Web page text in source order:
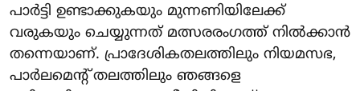
പാർട്ടി ഉണ്ടാക്കുകയും മുന്നണിയിലേക്ക്
വരുകയും ചെയ്യുന്നത് മത്സരരംഗത്ത് നിൽക്കാൻ
തന്നെയാണ്. പ്രാദേശികതലത്തിലും നിയമസഭ,
പാർലമെന്റ് തലത്തിലും ഞങ്ങളെ